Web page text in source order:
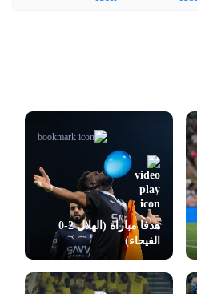
هدفا مباراة (الهلال 2-0
الفيحاء)